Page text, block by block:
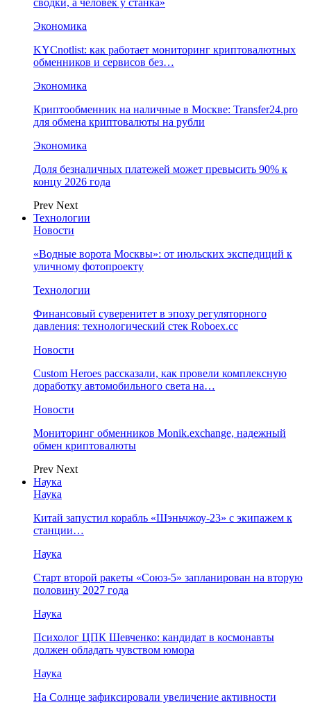
сводки, а человек у станка»
Экономика
KYCnotlist: как работает мониторинг криптовалютных
обменников и сервисов без…
Экономика
Криптообменник на наличные в Москве: Transfer24.pro
для обмена криптовалюты на рубли
Экономика
Доля безналичных платежей может превысить 90% к
концу 2026 года
Prev Next
Технологии
Новости
«Водные ворота Москвы»: от июльских экспедиций к
уличному фотопроекту
Технологии
Финансовый суверенитет в эпоху регуляторного
давления: технологический стек Roboex.cc
Новости
Custom Heroes рассказали, как провели комплексную
доработку автомобильного света на…
Новости
Мониторинг обменников Monik.exchange, надежный
обмен криптовалюты
Prev Next
Наука
Наука
Китай запустил корабль «Шэньчжоу-23» с экипажем к
станции…
Наука
Старт второй ракеты «Союз-5» запланирован на вторую
половину 2027 года
Наука
Психолог ЦПК Шевченко: кандидат в космонавты
должен обладать чувством юмора
Наука
На Солнце зафиксировали увеличение активности